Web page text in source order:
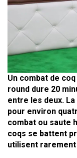
Un combat de
round dure 20
entre les deux.
pour environ
combat ou saute
coqs se battent
utilisent